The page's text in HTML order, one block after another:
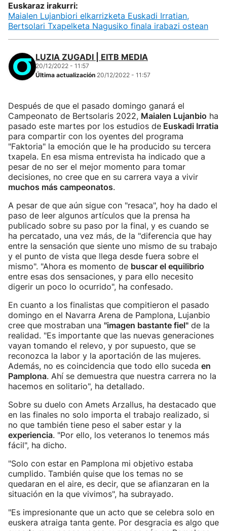
Euskaraz irakurri:
Maialen Lujanbiori elkarrizketa Euskadi Irratian,
Bertsolari Txapelketa Nagusiko finala irabazi ostean
LUZIA ZUGADI | EITB MEDIA
20/12/2022 - 11:57
Última actualización 20/12/2022 - 11:57
Después de que el pasado domingo ganará el
Campeonato de Bertsolaris 2022, Maialen Lujanbio ha
pasado este martes por los estudios de Euskadi Irratia
para compartir con los oyentes del programa
"Faktoria" la emoción que le ha producido su tercera
txapela. En esa misma entrevista ha indicado que a
pesar de no ser el mejor momento para tomar
decisiones, no cree que en su carrera vaya a vivir
muchos más campeonatos.
A pesar de que aún sigue con "resaca", hoy ha dado el
paso de leer algunos artículos que la prensa ha
publicado sobre su paso por la final, y es cuando se
ha percatado, una vez más, de la "diferencia que hay
entre la sensación que siente uno mismo de su trabajo
y el punto de vista que llega desde fuera sobre el
mismo". "Ahora es momento de buscar el equilibrio
entre esas dos sensaciones, y para ello necesito
digerir un poco lo ocurrido", ha confesado.
En cuanto a los finalistas que compitieron el pasado
domingo en el Navarra Arena de Pamplona, Lujanbio
cree que mostraban una "imagen bastante fiel" de la
realidad. "Es importante que las nuevas generaciones
vayan tomando el relevo, y por supuesto, que se
reconozca la labor y la aportación de las mujeres.
Además, no es coincidencia que todo ello suceda en
Pamplona. Ahí se demuestra que nuestra carrera no la
hacemos en solitario", ha detallado.
Sobre su duelo con Amets Arzallus, ha destacado que
en las finales no solo importa el trabajo realizado, si
no que también tiene peso el saber estar y la
experiencia. "Por ello, los veteranos lo tenemos más
fácil", ha dicho.
"Solo con estar en Pamplona mi objetivo estaba
cumplido. También quise que los temas no se
quedaran en el aire, es decir, que se afianzaran en la
situación en la que vivimos", ha subrayado.
"Es impresionante que un acto que se celebra solo en
euskera atraiga tanta gente. Por desgracia es algo que